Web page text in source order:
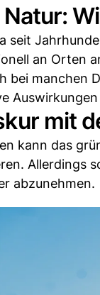
seit
an Orten
bei manchen
mit
kann das
Allerdings
abzunehmen.